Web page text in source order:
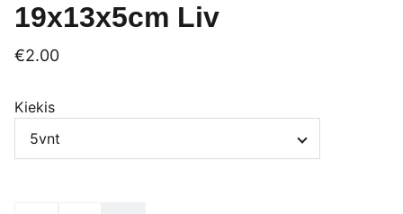
19x13x5cm Liv
€2.00
Kiekis